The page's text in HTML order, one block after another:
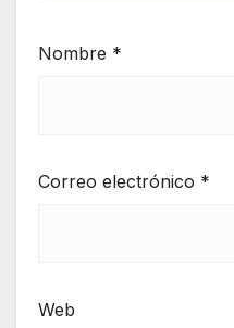
Nombre *
Correo electrónico *
Web